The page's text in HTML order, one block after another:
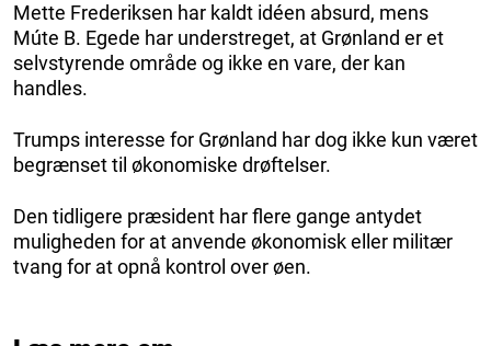
Mette Frederiksen har kaldt idéen absurd, mens
Múte B. Egede har understreget, at Grønland er et
selvstyrende område og ikke en vare, der kan
handles.
Trumps interesse for Grønland har dog ikke kun været
begrænset til økonomiske drøftelser.
Den tidligere præsident har flere gange antydet
muligheden for at anvende økonomisk eller militær
tvang for at opnå kontrol over øen.